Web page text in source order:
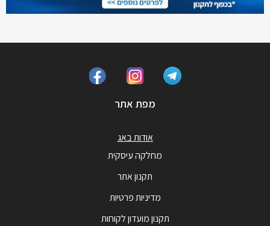
מפת אתר
אודות באג
מחלקה עיסקית
תקנון אתר
מדיניות פרטיות
תקנון מועדון לקוחות